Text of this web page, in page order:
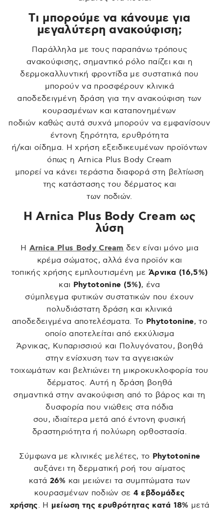
Τι μπορούμε να κάνουμε για
μεγαλύτερη ανακούφιση;
Παράλληλα με τους παραπάνω τρόπους
ανακούφισης, σημαντικό ρόλο παίζει και η
δερμοκαλλυντική φροντίδα με συστατικά που
μπορούν να προσφέρουν κλινικά
αποδεδειγμένη δράση για την ανακούφιση των
κουρασμένων και καταπονημένων
ποδιών καθώς αυτά συχνά μπορούν να εμφανίσουν
έντονη ξηρότητα, ερυθρότητα
ή/και οίδημα. Η χρήση εξειδικευμένων προϊόντων
όπως η Arnica Plus Body Cream
μπορεί να κάνει τεράστια διαφορά στη βελτίωση
της κατάστασης του δέρματος και
των ποδιών.
Η Arnica Plus Body Cream ως
λύση
Η Arnica Plus Body Cream δεν είναι μόνο μια
κρέμα σώματος, αλλά ένα προϊόν και
τοπικής χρήσης εμπλουτισμένη με Άρνικα (16,5%)
και
Phytotonine (5%), ένα
σύμπλεγμα φυτικών συστατικών που έχουν
πολυδιάστατη δράση και κλινικά
αποδεδειγμένα αποτελέσματα. Το Phytotonine, το
οποίο αποτελείται από εκχύλισμα
Άρνικας, Κυπαρισσιού και Πολυγόνατου, βοηθά
στην ενίσχυση των τα αγγειακών
τοιχωμάτων και βελτιώνει τη μικροκυκλοφορία του
δέρματος. Αυτή η δράση βοηθά
σημαντικά στην ανακούφιση από το βάρος και τη
δυσφορία που νιώθεις στα πόδια
σου, ιδιαίτερα μετά από έντονη φυσική
δραστηριότητα ή πολύωρη ορθοστασία.
Σύμφωνα με κλινικές μελέτες, το Phytotonine
αυξάνει τη δερματική ροή του αίματος
κατά 26% και μειώνει τα συμπτώματα των
κουρασμένων ποδιών σε 4 εβδομάδες
χρήσης. Η μείωση της ερυθρότητας κατά 18% μετά